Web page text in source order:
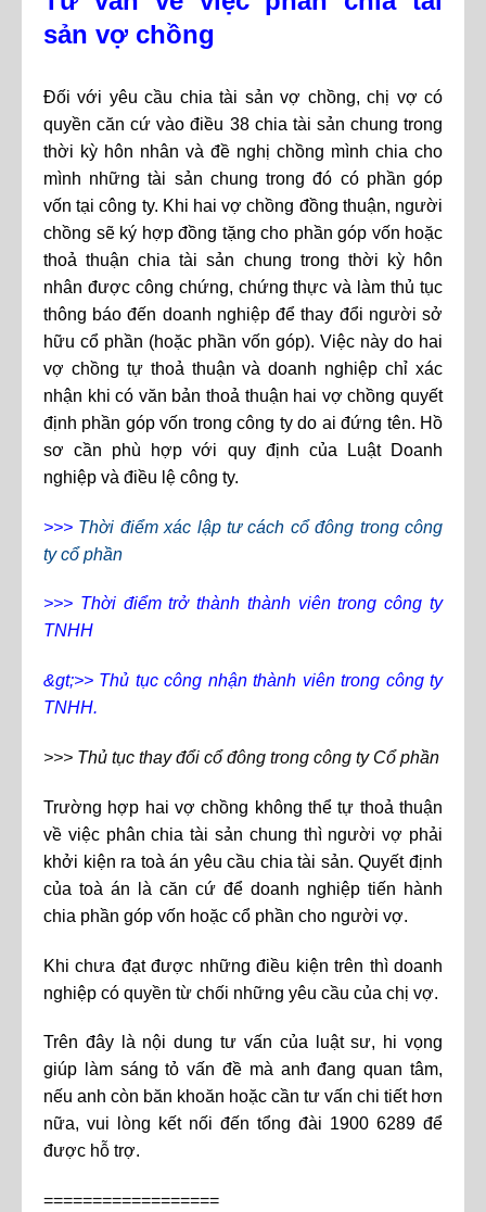
sản vợ chồng
Đối với yêu cầu chia tài sản vợ chồng, chị vợ có
quyền căn cứ vào điều 38 chia tài sản chung trong
thời kỳ hôn nhân và đề nghị chồng mình chia cho
mình những tài sản chung trong đó có phần góp
vốn tại công ty. Khi hai vợ chồng đồng thuận, người
chồng sẽ ký hợp đồng tặng cho phần góp vốn hoặc
thoả thuận chia tài sản chung trong thời kỳ hôn
nhân được công chứng, chứng thực và làm thủ tục
thông báo đến doanh nghiệp để thay đổi người sở
hữu cổ phần (hoặc phần vốn góp). Việc này do hai
vợ chồng tự thoả thuận và doanh nghiệp chỉ xác
nhận khi có văn bản thoả thuận hai vợ chồng quyết
định phần góp vốn trong công ty do ai đứng tên. Hồ
sơ cần phù hợp với quy định của Luật Doanh
nghiệp và điều lệ công ty.
>>> Thời điểm xác lập tư cách cổ đông trong công
ty cổ phần
>>> Thời điểm trở thành thành viên trong công ty
TNHH
&gt;>> Thủ tục công nhận thành viên trong công ty
TNHH.
>>> Thủ tục thay đổi cổ đông trong công ty Cổ phần
Trường hợp hai vợ chồng không thể tự thoả thuận
về việc phân chia tài sản chung thì người vợ phải
khởi kiện ra toà án yêu cầu chia tài sản. Quyết định
của toà án là căn cứ để doanh nghiệp tiến hành
chia phần góp vốn hoặc cổ phần cho người vợ.
Khi chưa đạt được những điều kiện trên thì doanh
nghiệp có quyền từ chối những yêu cầu của chị vợ.
Trên đây là nội dung tư vấn của luật sư, hi vọng
giúp làm sáng tỏ vấn đề mà anh đang quan tâm,
nếu anh còn băn khoăn hoặc cần tư vấn chi tiết hơn
nữa, vui lòng kết nối đến tổng đài 1900 6289 để
được hỗ trợ.
==================